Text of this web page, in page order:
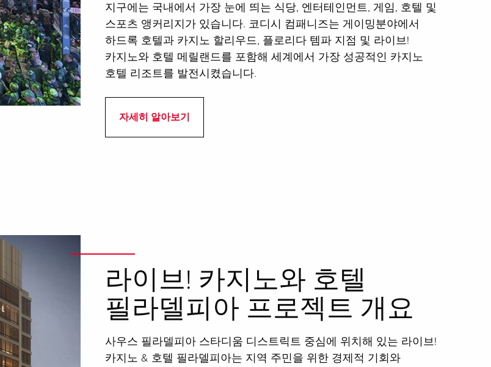
지구에는 국내에서 가장 눈에 띄는 식당, 엔터테인먼트, 게임, 호텔 및
스포츠 앵커리지가 있습니다. 코디시 컴패니즈는 게이밍분야에서
하드록 호텔과 카지노 할리우드, 플로리다 템파 지점 및 라이브!
카지노와 호텔 메릴랜드를 포함해 세계에서 가장 성공적인 카지노
호텔 리조트를 발전시켰습니다.
자세히 알아보기
라이브! 카지노와 호텔
필라델피아 프로젝트 개요
사우스 필라델피아 스타디움 디스트릭트 중심에 위치해 있는 라이브!
카지노 & 호텔 필라델피아는 지역 주민을 위한 경제적 기회와